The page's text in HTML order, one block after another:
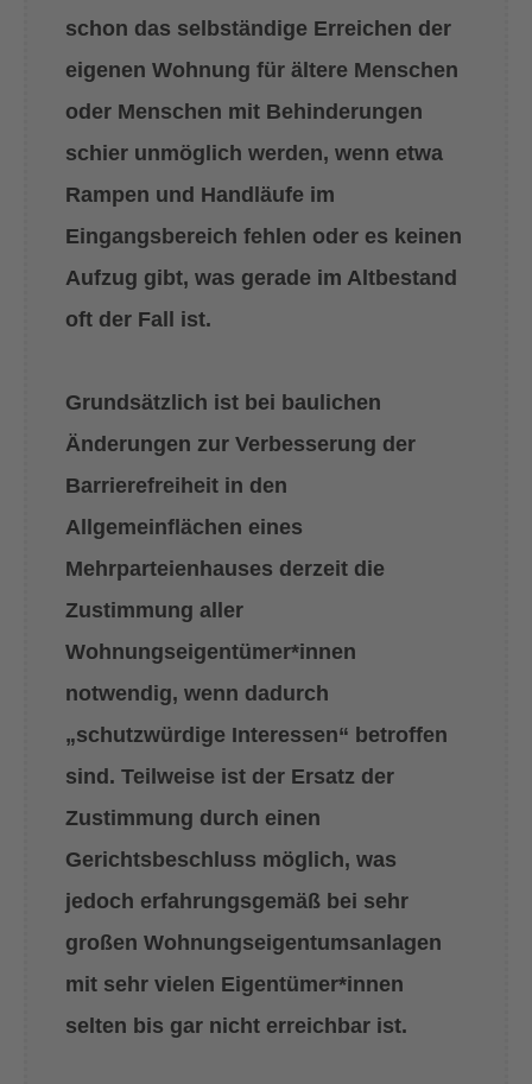
schon das selbständige Erreichen der
eigenen Wohnung für ältere Menschen
oder Menschen mit Behinderungen
schier unmöglich werden, wenn etwa
Rampen und Handläufe im
Eingangsbereich fehlen oder es keinen
Aufzug gibt, was gerade im Altbestand
oft der Fall ist.
Grundsätzlich ist bei baulichen
Änderungen zur Verbesserung der
Barrierefreiheit in den
Allgemeinflächen eines
Mehrparteienhauses derzeit die
Zustimmung aller
Wohnungseigentümer*innen
notwendig, wenn dadurch
„schutzwürdige Interessen“ betroffen
sind. Teilweise ist der Ersatz der
Zustimmung durch einen
Gerichtsbeschluss möglich, was
jedoch erfahrungsgemäß bei sehr
großen Wohnungseigentumsanlagen
mit sehr vielen Eigentümer*innen
selten bis gar nicht erreichbar ist.